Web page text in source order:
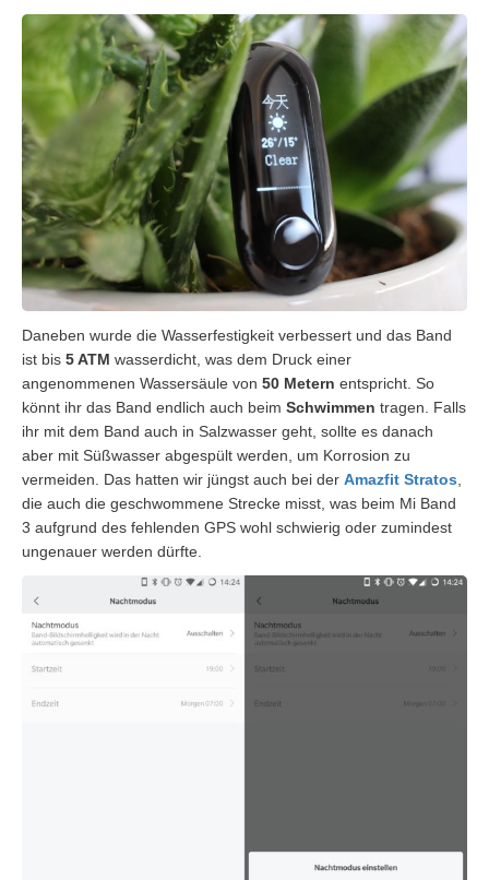
Daneben wurde die Wasserfestigkeit verbessert und das Band
ist bis 5 ATM wasserdicht, was dem Druck einer
angenommenen Wassersäule von 50 Metern entspricht. So
könnt ihr das Band endlich auch beim Schwimmen tragen. Falls
ihr mit dem Band auch in Salzwasser geht, sollte es danach
aber mit Süßwasser abgespült werden, um Korrosion zu
vermeiden. Das hatten wir jüngst auch bei der Amazfit Stratos
die auch die geschwommene Strecke misst, was beim Mi Band
3 aufgrund des fehlenden GPS wohl schwierig oder zumindest
ungenauer werden dürfte.